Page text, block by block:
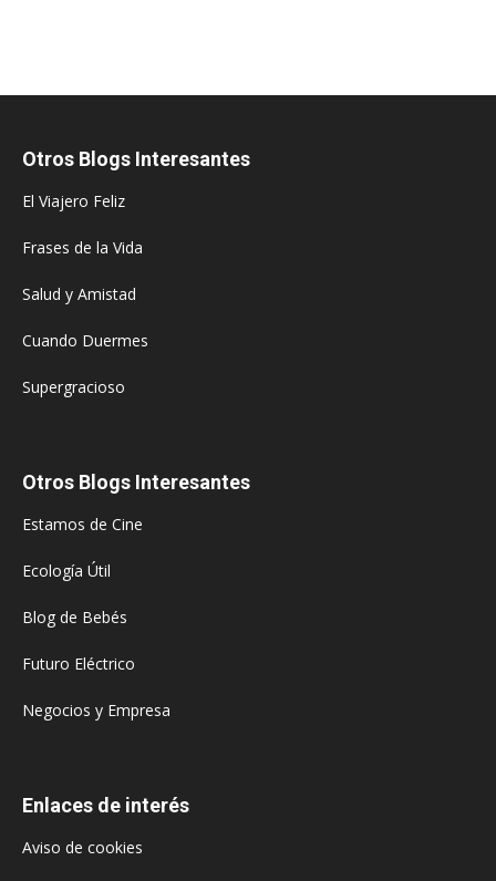
Otros Blogs Interesantes
El Viajero Feliz
Frases de la Vida
Salud y Amistad
Cuando Duermes
Supergracioso
Otros Blogs Interesantes
Estamos de Cine
Ecología Útil
Blog de Bebés
Futuro Eléctrico
Negocios y Empresa
Enlaces de interés
Aviso de cookies